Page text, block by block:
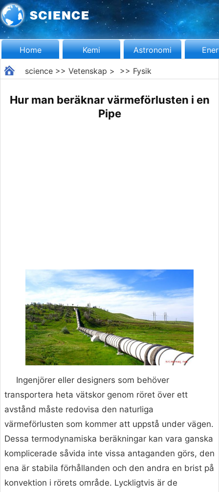
Home Kemi Astronomi
science>> Vetenskap > >> Fysik
Hur man beräknar värmeförlusten i en
Pipe
Ingenjörer eller designers som behöver
transportera heta vätskor genom röret över ett
avstånd måste redovisa den naturliga
värmeförlusten som kommer att uppstå under vägen.
Dessa termodynamiska beräkningar kan vara ganska
komplicerade såvida inte vissa antaganden görs, den
ena är stabila förhållanden och den andra en brist på
konvektion i rörets område. Lyckligtvis är de